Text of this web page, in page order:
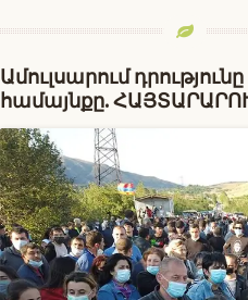
Ամուլսարում
համայնքը.